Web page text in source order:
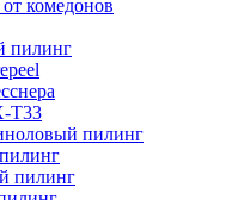
комедонов
пилинг
T33
пилинг
пилинг